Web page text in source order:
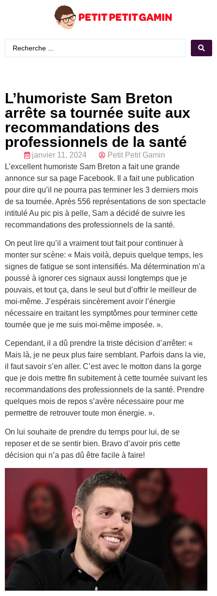
L’humoriste Sam Breton
arrête sa tournée suite aux
recommandations des
professionnels de la santé
janvier 11, 2024
Petit Petit Gamin
L’excellent humoriste Sam Breton a fait une grande
annonce sur sa page Facebook. Il a fait une publication
pour dire qu’il ne pourra pas terminer les 3 derniers mois
de sa tournée. Après 556 représentations de son spectacle
intitulé Au pic pis à pelle, Sam a décidé de suivre les
recommandations des professionnels de la santé.
On peut lire qu’il a vraiment tout fait pour continuer à
monter sur scène: « Mais voilà, depuis quelque temps, les
signes de fatigue se sont intensifiés. Ma détermination m’a
poussé à ignorer ces signaux aussi longtemps que je
pouvais, et tout ça, dans le seul but d’offrir le meilleur de
moi-même. J’espérais sincèrement avoir l’énergie
nécessaire en traitant les symptômes pour terminer cette
tournée que je me suis moi-même imposée. ».
Cependant, il a dû prendre la triste décision d’arrêter: «
Mais là, je ne peux plus faire semblant. Parfois dans la vie,
il faut savoir s’en aller. C’est avec le motton dans la gorge
que je dois mettre fin subitement à cette tournée suivant les
recommandations des professionnels de la santé. Prendre
quelques mois de repos s’avère nécessaire pour me
permettre de retrouver toute mon énergie. ».
On lui souhaite de prendre du temps pour lui, de se
reposer et de se sentir bien. Bravo d’avoir pris cette
décision qui n’a pas dû être facile à faire!